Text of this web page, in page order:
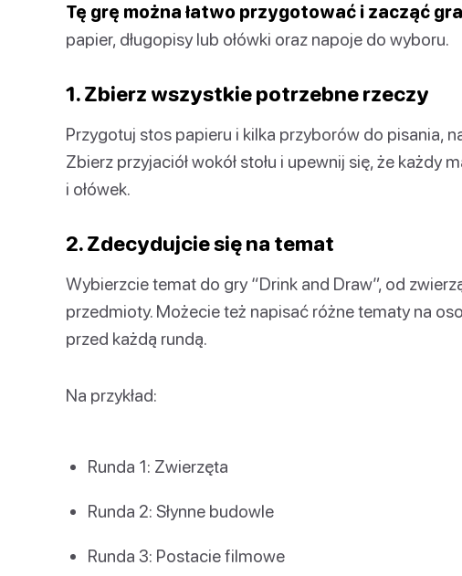
Tę grę można łatwo przygotować i zacząć
papier, długopisy lub ołówki oraz napoje do wyboru.
1. Zbierz wszystkie potrzebne rzeczy
Przygotuj stos papieru i kilka przyborów do pisania,
Zbierz przyjaciół wokół stołu i upewnij się, że każdy
i ołówek.
2. Zdecydujcie się na temat
Wybierzcie temat do gry “Drink and Draw”, od
przedmioty. Możecie też napisać różne tematy na
przed każdą rundą.
Na przykład:
Runda 1: Zwierzęta
Runda 2: Słynne budowle
Runda 3: Postacie filmowe